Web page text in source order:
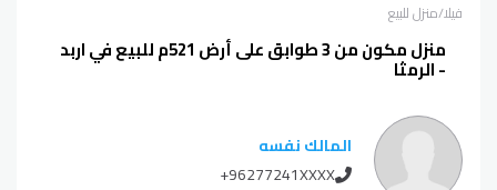
فيلا/منزلللبيع
منزل مكون من 3 طوابق على أرض 521م للبيع في اربد
- الرمثا
المالك نفسه
+96277241XXXX